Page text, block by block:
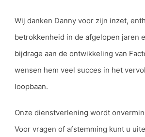
VACATURES
Wij danken Danny voor zijn inzet,
betrokkenheid in de afgelopen jaren
bijdrage aan de ontwikkeling van
wensen hem veel succes in het
loopbaan.
Onze dienstverlening wordt
Voor vragen of afstemming kunt u